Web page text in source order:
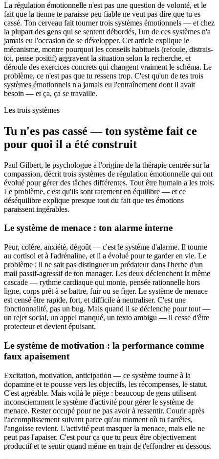
La régulation émotionnelle n'est pas une question de volonté, et le
fait que la tienne te paraisse peu fiable ne veut pas dire que tu es
cassé. Ton cerveau fait tourner trois systèmes émotionnels — et chez
la plupart des gens qui se sentent débordés, l'un de ces systèmes n'a
jamais eu l'occasion de se développer. Cet article explique le
mécanisme, montre pourquoi les conseils habituels (refoule, distrais-
toi, pense positif) aggravent la situation selon la recherche, et
déroule des exercices concrets qui changent vraiment le schéma. Le
problème, ce n'est pas que tu ressens trop. C'est qu'un de tes trois
systèmes émotionnels n'a jamais eu l'entraînement dont il avait
besoin — et ça, ça se travaille.
Les trois systèmes
Tu n'es pas cassé — ton système fait ce
pour quoi il a été construit
Paul Gilbert, le psychologue à l'origine de la thérapie centrée sur la
compassion, décrit trois systèmes de régulation émotionnelle qui ont
évolué pour gérer des tâches différentes. Tout être humain a les trois.
Le problème, c'est qu'ils sont rarement en équilibre — et ce
déséquilibre explique presque tout du fait que tes émotions
paraissent ingérables.
Le système de menace : ton alarme interne
Peur, colère, anxiété, dégoût — c'est le système d'alarme. Il tourne
au cortisol et à l'adrénaline, et il a évolué pour te garder en vie. Le
problème : il ne sait pas distinguer un prédateur dans l'herbe d'un
mail passif-agressif de ton manager. Les deux déclenchent la même
cascade — rythme cardiaque qui monte, pensée rationnelle hors
ligne, corps prêt à se battre, fuir ou se figer. Le système de menace
est censé être rapide, fort, et difficile à neutraliser. C'est une
fonctionnalité, pas un bug. Mais quand il se déclenche pour tout —
un rejet social, un appel manqué, un texto ambigu — il cesse d'être
protecteur et devient épuisant.
Le système de motivation : la performance comme
faux apaisement
Excitation, motivation, anticipation — ce système tourne à la
dopamine et te pousse vers les objectifs, les récompenses, le statut.
C'est agréable. Mais voilà le piège : beaucoup de gens utilisent
inconsciemment le système d'activité pour gérer le système de
menace. Rester occupé pour ne pas avoir à ressentir. Courir après
l'accomplissement suivant parce qu'au moment où tu t'arrêtes,
l'angoisse revient. L'activité peut masquer la menace, mais elle ne
peut pas l'apaiser. C'est pour ça que tu peux être objectivement
productif et te sentir quand même en train de t'effondrer en dessous.